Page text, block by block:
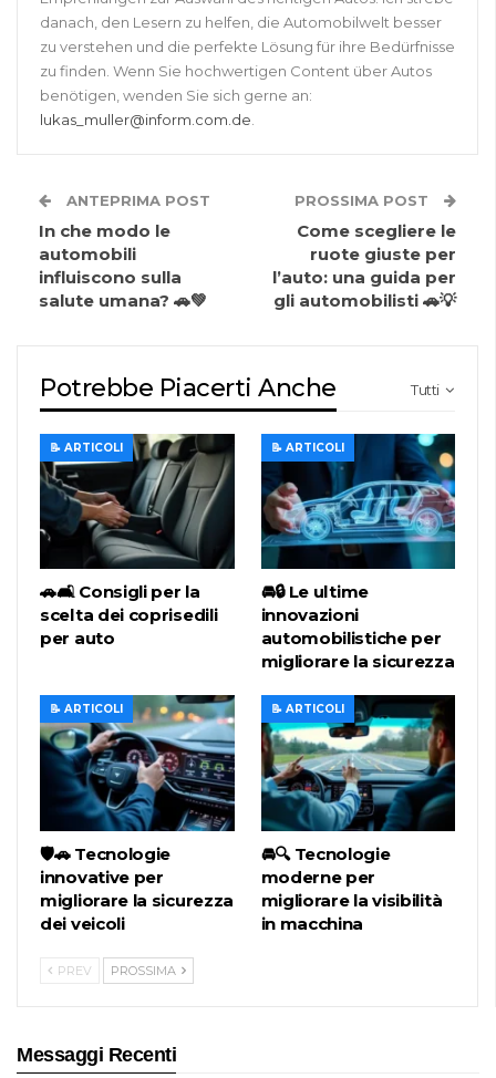
danach, den Lesern zu helfen, die Automobilwelt besser
zu verstehen und die perfekte Lösung für ihre Bedürfnisse
zu finden. Wenn Sie hochwertigen Content über Autos
benötigen, wenden Sie sich gerne an:
lukas_muller@inform.com.de
ANTEPRIMA POST
In che modo le
automobili
influiscono sulla
salute umana? 🚗💚
PROSSIMA POST
Come scegliere le
ruote giuste per
l’auto: una guida per
gli automobilisti 🚗💡
Tutti
Potrebbe Piacerti Anche
📝 ARTICOLI
🚗🛋️ Consigli per la
scelta dei coprisedili
per auto
📝 ARTICOLI
🚘🔒 Le ultime
innovazioni
automobilistiche per
migliorare la sicurezza
📝 ARTICOLI
🛡️🚗 Tecnologie
innovative per
migliorare la sicurezza
dei veicoli
📝 ARTICOLI
🚘🔍 Tecnologie
moderne per
migliorare la visibilità
in macchina
PREV PROSSIMA
Messaggi Recenti